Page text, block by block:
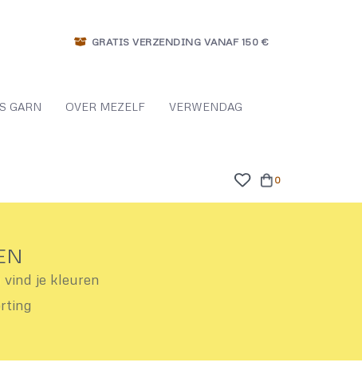
GRATIS VERZENDING VANAF 150 €
GARN OVER MEZELF VERWENDAG
0
vind je kleuren